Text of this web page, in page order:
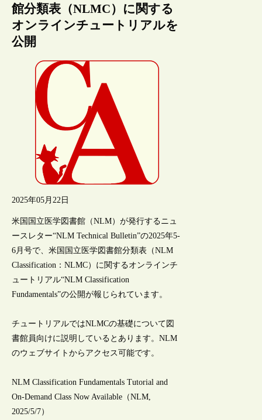
館分類表（NLMC）に関する
オンラインチュートリアルを
公開
2025年05月22日
米国国立医学図書館（NLM）が発行するニュ
ースレター“NLM Technical Bulletin”の2025年5-
6月号で、米国国立医学図書館分類表（NLM
Classification：NLMC）に関するオンラインチ
ュートリアル“NLM Classification
Fundamentals”の公開が報じられています。
チュートリアルではNLMCの基礎について図
書館員向けに説明しているとあります。NLM
のウェブサイトからアクセス可能です。
NLM Classification Fundamentals Tutorial and
On-Demand Class Now Available（NLM,
2025/5/7）